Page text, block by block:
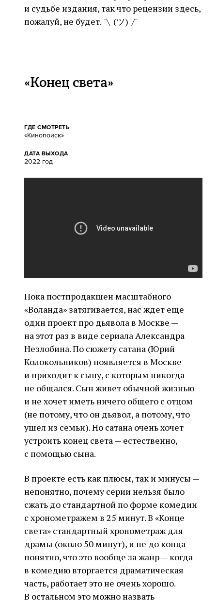
и судьбе издания, так что рецензии здесь,
пожалуй, не будет. ¯\_(ツ)_/¯
«Конец света»
ГДЕ СМОТРЕТЬ
«Кинопоиск»
ДАТА ВЫХОДА
2022 год
Пока постпродакшен масштабного
«Воланда» затягивается, нас ждет еще
один проект про дьявола в Москве —
на этот раз в виде сериала Александра
Незлобина. По сюжету сатана (Юрий
Колокольников) появляется в Москве
и приходит к сыну, с которым никогда
не общался. Сын живет обычной жизнью
и не хочет иметь ничего общего с отцом
(не потому, что он дьявол, а потому, что
ушел из семьи). Но сатана очень хочет
устроить конец света — естественно,
с помощью сына.
В проекте есть как плюсы, так и минусы —
непонятно, почему серии нельзя было
сжать до стандартной по форме комедии
с хронометражем в 25 минут. В «Конце
света» стандартный хронометраж для
драмы (около 50 минут), и не до конца
понятно, что это вообще за жанр — когда
в комедию вторгается драматическая
часть, работает это не очень хорошо.
В остальном это можно назвать